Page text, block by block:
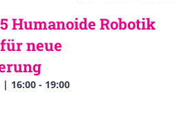
Humanoide Robotik
neue
| 16:00 - 19:00